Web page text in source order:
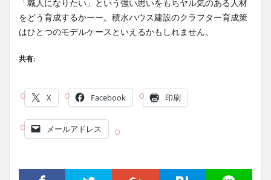
「職人になりたい」という強い思いをもちヤル気のある人材
をどう育成するかーー。積水ハウス建設のクラフター育成策
はひとつのモデルケースといえるかもしれません。
共有:
X Facebook 印刷
メールアドレス